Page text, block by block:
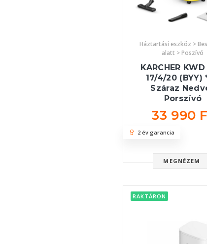
Háztartási eszköz >
alatt > Poszívó
KARCHER
17/4/20 (BYY)
Száraz
Porszívó
33 990
MEGNÉZEM
2 év garancia
RAKTÁRON